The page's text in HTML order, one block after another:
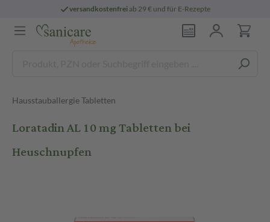
versandkostenfreiab 29 € und für E-Rezepte
Hausstauballergie Tabletten
Loratadin AL 10 mg Tabletten bei
Heuschnupfen